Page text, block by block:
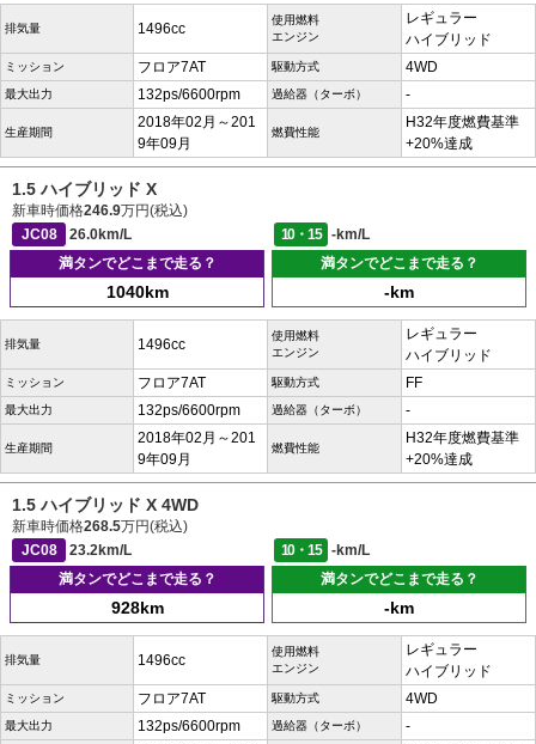
排気量 1496cc
使用燃料
エンジン
レギュラー
ハイブリッド
ミッション フロア7AT 駆動方式 4WD
最大出力 132ps/6600rpm 過給器（ターボ） -
生産期間
2018年02月～201
9年09月
燃費性能
H32年度燃費基準
+20%達成
1.5 ハイブリッド X
新車時価格246.9万円(税込)
JC08
26.0km/L 10・15
-km/L
満タンでどこまで走る？
1040km
満タンでどこまで走る？
-km
排気量 1496cc
使用燃料
エンジン
レギュラー
ハイブリッド
ミッション フロア7AT 駆動方式 FF
最大出力 132ps/6600rpm 過給器（ターボ） -
生産期間
2018年02月～201
9年09月
燃費性能
H32年度燃費基準
+20%達成
1.5 ハイブリッド X 4WD
新車時価格268.5万円(税込)
JC08
23.2km/L 10・15
-km/L
満タンでどこまで走る？
928km
満タンでどこまで走る？
-km
排気量 1496cc
使用燃料
エンジン
レギュラー
ハイブリッド
ミッション フロア7AT 駆動方式 4WD
最大出力 132ps/6600rpm 過給器（ターボ） -